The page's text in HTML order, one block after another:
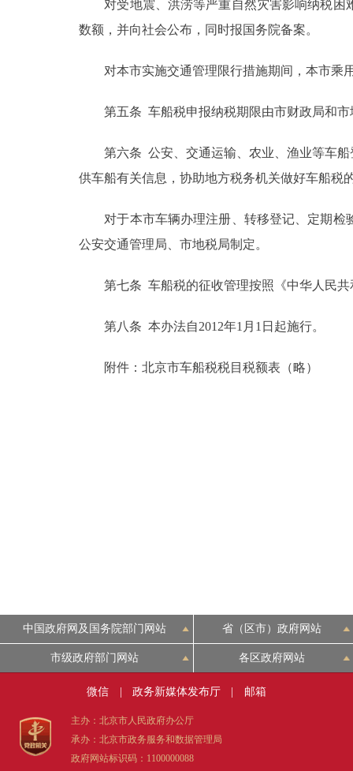
对受地震、洪涝等严重自然灾害影响纳税困
数额，并向社会公布，同时报国务院备案。
对本市实施交通管理限行措施期间，本市乘
第五条 车船税申报纳税期限由市财政局和市
第六条 公安、交通运输、农业、渔业等车船
供车船有关信息，协助地方税务机关做好车船税
对于本市车辆办理注册、转移登记、定期检
公安交通管理局、市地税局制定。
第七条 车船税的征收管理按照《中华人民共
第八条 本办法自2012年1月1日起施行。
附件：北京市车船税税目税额表（略）
中国政府网及国务院部门网站 省（区市）政府网站
市级政府部门网站 各区政府网站
微信 政务新媒体发布厅 邮箱
主办：北京市人民政府办公厅
承办：北京市政务服务和数据管理局
政府网站标识码：1100000088